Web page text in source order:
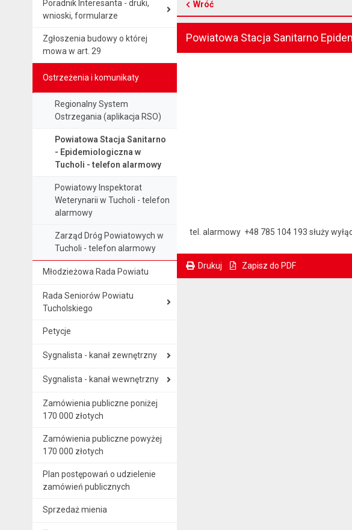
Poradnik Interesanta - druki,
wnioski, formularze
Zgłoszenia budowy o której
mowa w art. 29
Ostrzeżenia i komunikaty
Regionalny System
Ostrzegania (aplikacja RSO)
Powiatowa Stacja Sanitarno
- Epidemiologiczna w
Tucholi - telefon alarmowy
Powiatowy Inspektorat
Weterynarii w Tucholi - telefon
alarmowy
Zarząd Dróg Powiatowych w
Tucholi - telefon alarmowy
Młodzieżowa Rada Powiatu
Rada Seniorów Powiatu
Tucholskiego
Petycje
Sygnalista - kanał zewnętrzny
Sygnalista - kanał wewnętrzny
Zamówienia publiczne poniżej
170 000 złotych
Zamówienia publiczne powyżej
170 000 złotych
Plan postępowań o udzielenie
zamówień publicznych
Sprzedaż mienia
Wróć
Powiatowa Stacja Sanitarno
tel. alarmowy +48 785 104 193 służy
Drukuj Zapisz do PDF